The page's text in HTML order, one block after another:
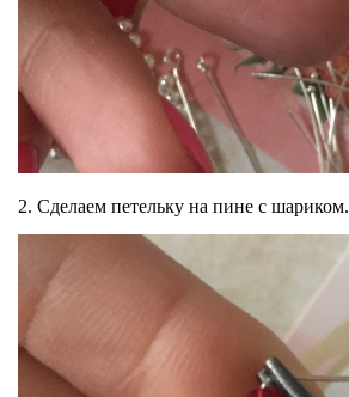
2. Сделаем петельку на пине с шариком.